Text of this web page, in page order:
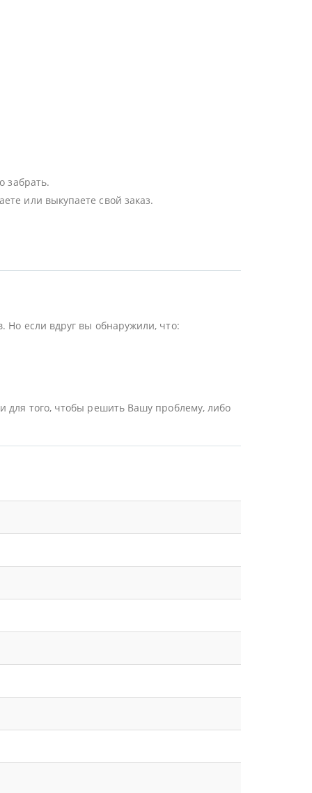
забрать.
или выкупаете свой заказ.
Но если вдруг вы обнаружили, что:
для того, чтобы решить Вашу проблему, либо